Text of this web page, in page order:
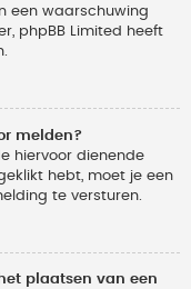
een waarschuwing
phpBB Limited heeft
melden?
hiervoor dienende
hebt, moet je een
te versturen.
plaatsen van een